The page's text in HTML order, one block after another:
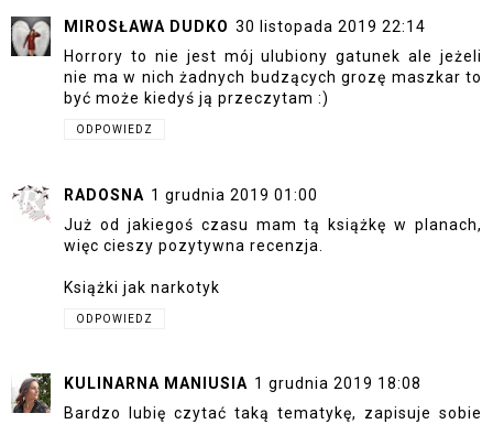
MIROSŁAWA DUDKO 30 listopada 2019 22:14
Horrory to nie jest mój ulubiony gatunek ale jeżeli
nie ma w nich żadnych budzących grozę maszkar to
być może kiedyś ją przeczytam :)
ODPOWIEDZ
RADOSNA 1 grudnia 2019 01:00
Już od jakiegoś czasu mam tą książkę w planach,
więc cieszy pozytywna recenzja.
Książki jak narkotyk
ODPOWIEDZ
KULINARNA MANIUSIA 1 grudnia 2019 18:08
Bardzo lubię czytać taką tematykę, zapisuje sobie